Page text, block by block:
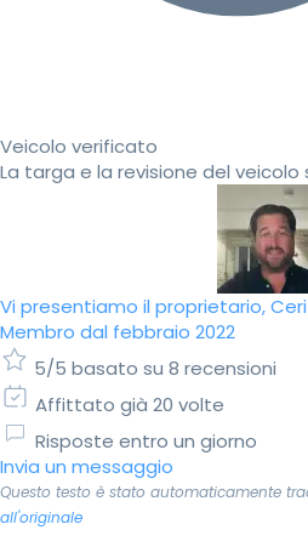
Veicolo verificato
La targa e la revisione del
Vi presentiamo il proprietario, Ceri
Membro dal febbraio 2022
5/5 basato su 8 recensioni
Affittato già 20 volte
Risposte entro un giorno
Invia un messaggio
Questo testo è stato automaticamente
all'originale